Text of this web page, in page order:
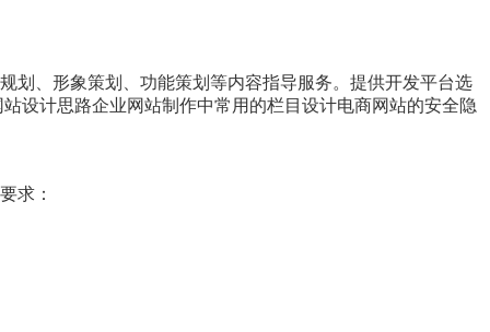
划、形象策划、功能策划等内容指导服务。提供开发平台选
设计思路企业网站制作中常用的栏目设计电商网站的安全隐
求：